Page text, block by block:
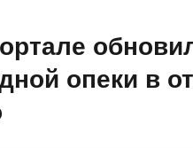
опеки в